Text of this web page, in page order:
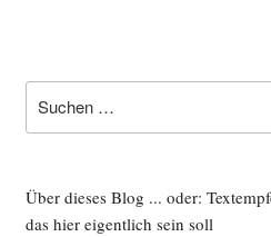
nach:
Über dieses Blog ... oder:
das hier eigentlich sein soll